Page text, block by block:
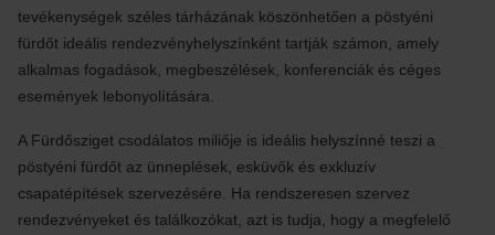
tevékenységek széles tárházának köszönhetően a pöstyéni
fürdőt ideális rendezvényhelyszínként tartják számon, amely
alkalmas fogadások, megbeszélések, konferenciák és céges
események lebonyolítására.
A Fürdősziget csodálatos miliője is ideális helyszínné teszi a
pöstyéni fürdőt az ünneplések, esküvők és exkluzív
csapatépítések szervezésére. Ha rendszeresen szervez
rendezvényeket és találkozókat, azt is tudja, hogy a megfelelő